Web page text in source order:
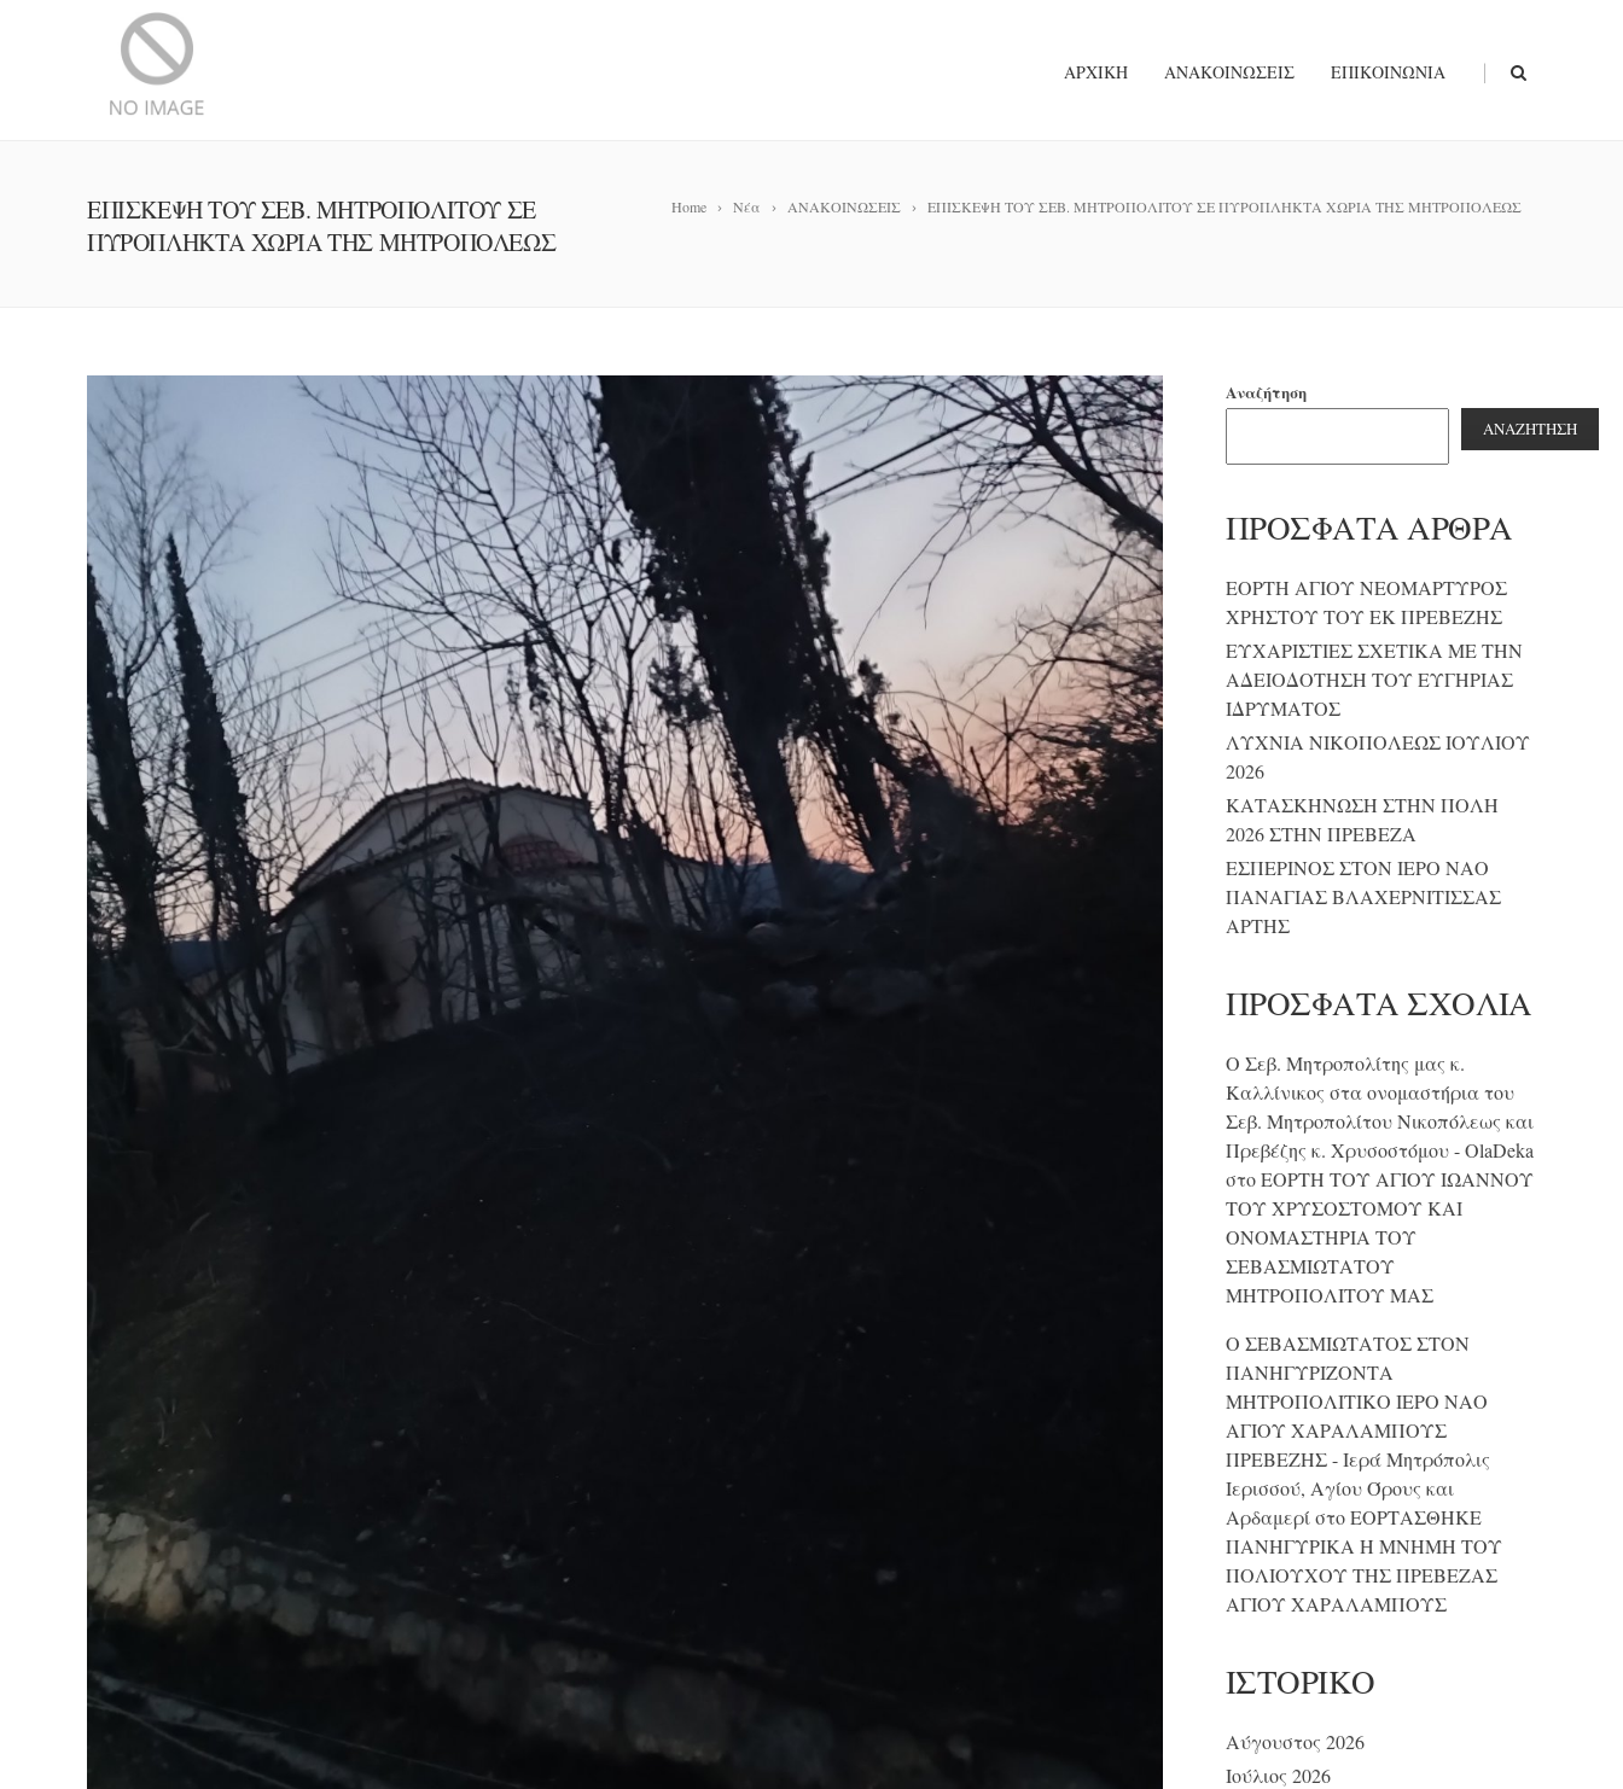
ΑΡΧΙΚΉ ΑΝΑΚΟΙΝΏΣΕΙΣ ΕΠΙΚΟΙΝΩΝΊΑ |
Home Νέα ΑΝΑΚΟΙΝΩΣΕΙΣ ΕΠΙΣΚΕΨΗ ΤΟΥ ΣΕΒ. ΜΗΤΡΟΠΟΛΙΤΟΥ ΣΕ ΠΥΡΟΠΛΗΚΤΑ ΧΩΡΙΑ ΤΗΣ ΜΗΤΡΟΠΟΛΕΩΣ
ΕΠΙΣΚΕΨΗ ΤΟΥ ΣΕΒ. ΜΗΤΡΟΠΟΛΙΤΟΥ ΣΕ
ΠΥΡΟΠΛΗΚΤΑ ΧΩΡΙΑ ΤΗΣ ΜΗΤΡΟΠΟΛΕΩΣ
Αναζήτηση
ΑΝΑΖΉΤΗΣΗ
ΠΡΌΣΦΑΤΑ ΆΡΘΡΑ
ΕΟΡΤΗ ΑΓΙΟΥ ΝΕΟΜΑΡΤΥΡΟΣ
ΧΡΗΣΤΟΥ ΤΟΥ ΕΚ ΠΡΕΒΕΖΗΣ
ΕΥΧΑΡΙΣΤΙΕΣ ΣΧΕΤΙΚΑ ΜΕ ΤΗΝ
ΑΔΕΙΟΔΟΤΗΣΗ ΤΟΥ ΕΥΓΗΡΙΑΣ
ΙΔΡΥΜΑΤΟΣ
ΛΥΧΝΙΑ ΝΙΚΟΠΟΛΕΩΣ ΙΟΥΛΙΟΥ
2026
ΚΑΤΑΣΚΗΝΩΣΗ ΣΤΗΝ ΠΟΛΗ
2026 ΣΤΗΝ ΠΡΕΒΕΖΑ
ΕΣΠΕΡΙΝΟΣ ΣΤΟΝ ΙΕΡΟ ΝΑΟ
ΠΑΝΑΓΙΑΣ ΒΛΑΧΕΡΝΙΤΙΣΣΑΣ
ΑΡΤΗΣ
ΠΡΌΣΦΑΤΑ ΣΧΌΛΙΑ
Ο Σεβ. Μητροπολίτης μας κ.
Καλλίνικος στα ονομαστήρια του
Σεβ. Μητροπολίτου Νικοπόλεως και
Πρεβέζης κ. Χρυσοστόμου - OlaDeka
στοΕΟΡΤΗ ΤΟΥ ΑΓΙΟΥ ΙΩΑΝΝΟΥ
ΤΟΥ ΧΡΥΣΟΣΤΟΜΟΥ ΚΑΙ
ONΟΜΑΣΤΗΡΙΑ ΤΟΥ
ΣΕΒΑΣΜΙΩΤΑΤΟΥ
ΜΗΤΡΟΠΟΛΙΤΟΥ ΜΑΣ
Ο ΣΕΒΑΣΜΙΩΤΑΤΟΣ ΣΤΟΝ
ΠΑΝΗΓΥΡΙΖΟΝΤΑ
ΜΗΤΡΟΠΟΛΙΤΙΚΟ ΙΕΡΟ ΝΑΟ
ΑΓΙΟΥ ΧΑΡΑΛΑΜΠΟΥΣ
ΠΡΕΒΕΖΗΣ - Ιερά Μητρόπολις
Ιερισσού, Αγίου Όρους και
ΑρδαμερίστοΕΟΡΤΑΣΘΗΚΕ
ΠΑΝΗΓΥΡΙΚΑ Η ΜΝΗΜΗ ΤΟΥ
ΠΟΛΙΟΥΧΟΥ ΤΗΣ ΠΡΕΒΕΖΑΣ
ΑΓΙΟΥ ΧΑΡΑΛΑΜΠΟΥΣ
ΙΣΤΟΡΙΚΌ
Αύγουστος 2026
Ιούλιος 2026